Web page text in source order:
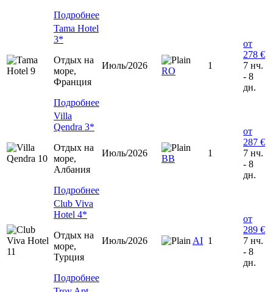
Подробнее
Tama Hotel
3*
Отдых на
море,
Франция
Подробнее
Июль/2026
RO
1
от
278 €
7 нч.
- 8
дн.
Villa
Qendra 3*
Отдых на
море,
Албания
Подробнее
Июль/2026
ВВ
1
от
287 €
7 нч.
- 8
дн.
Club Viva
Hotel 4*
Отдых на
море,
Турция
Подробнее
Июль/2026 AI 1
от
289 €
7 нч.
- 8
дн.